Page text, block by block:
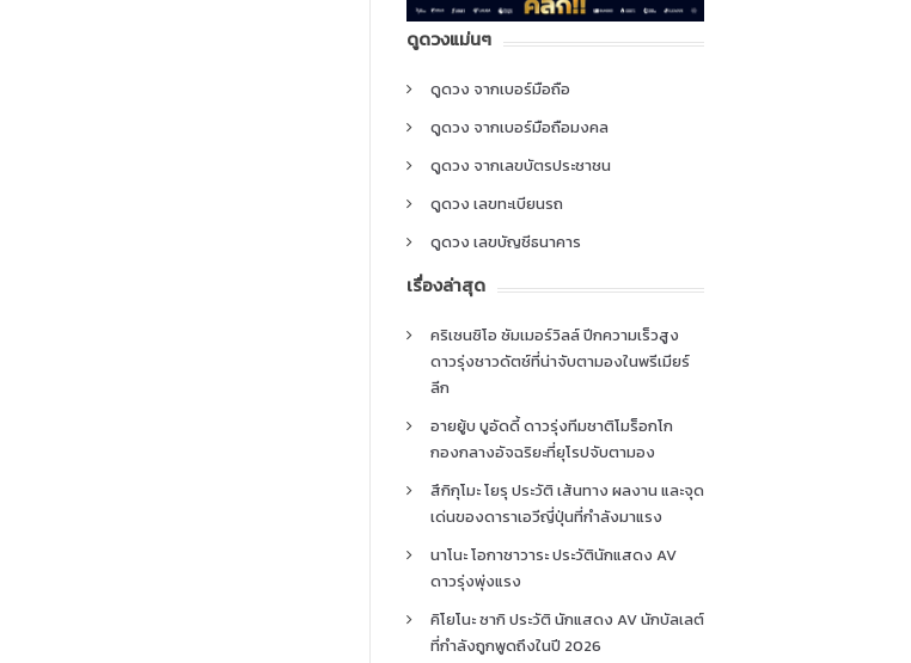
ดูดวงแม่นๆ
ดูดวง จากเบอร์มือถือ
ดูดวง จากเบอร์มือถือมงคล
ดูดวง จากเลขบัตรประชาชน
ดูดวง เลขทะเบียนรถ
ดูดวง เลขบัญชีธนาคาร
เรื่องล่าสุด
คริเซนซิโอ ซัมเมอร์วิลล์ ปีกความเร็วสูง
ดาวรุ่งชาวดัตช์ที่น่าจับตามองในพรีเมียร์
ลีก
อายยู้บ บูอัดดี้ ดาวรุ่งทีมชาติโมร็อกโก
กองกลางอัจฉริยะที่ยุโรปจับตามอง
สึกิกุโมะ โยรุ ประวัติ เส้นทาง ผลงาน และจุด
เด่นของดาราเอวีญี่ปุ่นที่กำลังมาแรง
นาโนะ โอกาซาวาระ ประวัตินักแสดง AV
ดาวรุ่งพุ่งแรง
คิโยโนะ ซากิ ประวัติ นักแสดง AV นักบัลเลต์
ที่กำลังถูกพูดถึงในปี 2026